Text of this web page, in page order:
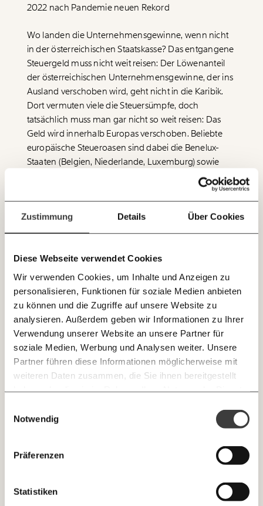
Zustimmung Details Über Cookies
Diese Webseite verwendet Cookies
Wir verwenden Cookies, um Inhalte und Anzeigen zu
personalisieren, Funktionen für soziale Medien anbieten
zu können und die Zugriffe auf unsere Website zu
analysieren. Außerdem geben wir Informationen zu Ihrer
Verwendung unserer Website an unsere Partner für
soziale Medien, Werbung und Analysen weiter. Unsere
Partner führen diese Informationen möglicherweise mit
weiteren Daten zusammen, die Sie ihnen bereitgestellt
Notwendig
Präferenzen
Statistiken
JETZT
EINFACH
TEILEN.
E-Mail Whatsapp
Telegram Messenger
Veränderung
beginnt mit Dir!
WerdeFördermitgliedund wir können gemeinsam
unsere Wirtschaft so gestalten, dass sie für alle
funktioniert. Unsere Recherchen sind für alle frei im
Netz. Unabhängig und werbefrei. Und das wird auch
so bleiben. Kämpf’ mit uns für den Fortschritt und
unterstütze uns mit Deinem Mitgliedsbeitrag.
Du überweist lieber direkt?
Hier unsere IBAN: AT34 4300 0498 0007 6017
Fragen und Antworten.
Ich werde Fördermitglied* …
… mit einem Beitrag von* …
Immer auf dem
mit unseren gratis
E-Mail-Newslettern!
Newsletter des Momentum Instituts
Momentum Institut-Weekly:Ein Mal pro
Newsletter des Moment Magazins
GEMERKTE
INHALTE
ALLES
Inhalte
2022 nach Pandemie neuen Rekord
Wo landen die Unternehmensgewinne, wenn nicht
in der österreichischen Staatskasse? Das entgangene
Steuergeld muss nicht weit reisen: Der Löwenanteil
der österreichischen Unternehmensgewinne, der ins
Ausland verschoben wird, geht nicht in die Karibik.
Dort vermuten viele die Steuersümpfe, doch
tatsächlich muss man gar nicht so weit reisen: Das
Geld wird innerhalb Europas verschoben. Beliebte
europäische Steueroasen sind dabei die Benelux-
Staaten (Belgien, Niederlande, Luxemburg) sowie
Irland und die Schweiz. Allein in den Benelux-Staaten
werden rund 359 Millionen Euro an österreichischen
Unternehmensgewinnen geparkt. In Irland werden
524 Millionen Euro und in der Schweiz 149 Millionen
Euro deponiert. Aber auch nach Übersee fließen die
Europas landen rund 110 Millionen Euro an
unversteuerten oder niedrig versteuerten
österreichischen Unternehmensgewinnen. Die
Aufteilung nach Ländern bezieht sich auf das
letztverfügbare Jahr 2019.